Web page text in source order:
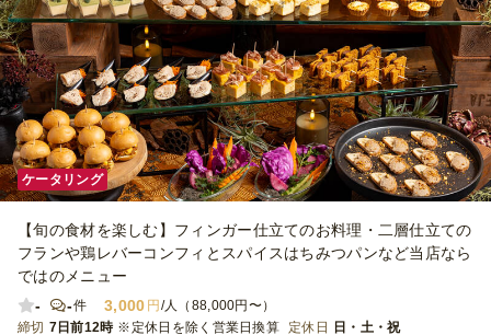
ケータリング
【旬の食材を楽しむ】フィンガー仕立てのお料理・二層仕立ての
フランや鶏レバーコンフィとスパイスはちみつパンなど当店なら
ではのメニュー
-
-件 3,000 円 /人（88,000円〜）
締切 7日前12時 ※定休日を除く営業日換算 定休日 日・土・祝